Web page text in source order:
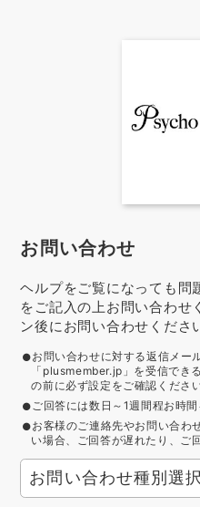
お問い合わせ
ヘルプをご覧になっても問
をご記入の上お問い合わせ
ン後にお問い合わせくださ
お問い合わせに対する返信メー
「plusmember.jp」を受信でき
の前に必ず設定をご確認ください
ご回答には数日～1週間程お時
お客様のご連絡先やお問い合わ
い場合、ご回答が遅れたり、ご